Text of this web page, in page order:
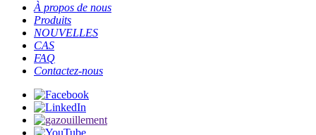
À propos de nous
Produits
NOUVELLES
CAS
FAQ
Contactez-nous